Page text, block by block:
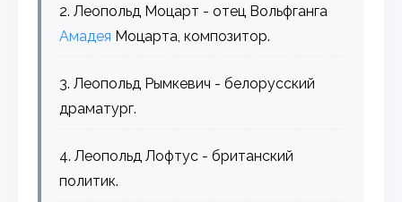
2. Леопольд Моцарт - отец Вольфганга
Амадея Моцарта, композитор.
3. Леопольд Рымкевич - белорусский
драматург.
4. Леопольд Лофтус - британский
политик.